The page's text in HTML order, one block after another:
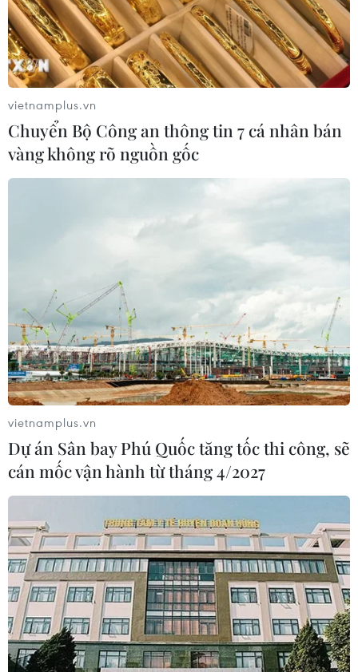
Thượng viện Mỹ thông qua luật ngân
sách tránh nguy cơ chính phủ đóng
cửa
08/08/2026 13:31
Thượng viện Mỹ thông qua dự luật
vietnamplus.vn
Chuyển Bộ Công an thông tin 7 cá nhân bán
vàng không rõ nguồn gốc
vietnamplus.vn
Dự án Sân bay Phú Quốc tăng tốc thi công, sẽ
cán mốc vận hành từ tháng 4/2027